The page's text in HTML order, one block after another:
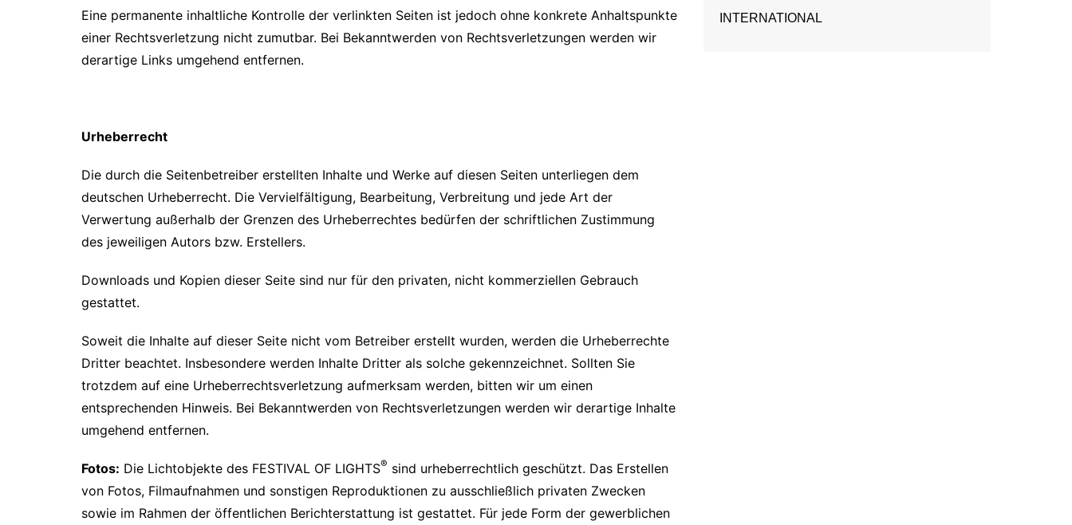
Eine permanente inhaltliche Kontrolle der verlinkten Seiten ist jedoch ohne konkrete Anhaltspunkte
einer Rechtsverletzung nicht zumutbar. Bei Bekanntwerden von Rechtsverletzungen werden wir
derartige Links umgehend entfernen.
Urheberrecht
Die durch die Seitenbetreiber erstellten Inhalte und Werke auf diesen Seiten unterliegen dem
deutschen Urheberrecht. Die Vervielfältigung, Bearbeitung, Verbreitung und jede Art der
Verwertung außerhalb der Grenzen des Urheberrechtes bedürfen der schriftlichen Zustimmung
des jeweiligen Autors bzw. Erstellers.
Downloads und Kopien dieser Seite sind nur für den privaten, nicht kommerziellen Gebrauch
gestattet.
Soweit die Inhalte auf dieser Seite nicht vom Betreiber erstellt wurden, werden die Urheberrechte
Dritter beachtet. Insbesondere werden Inhalte Dritter als solche gekennzeichnet. Sollten Sie
trotzdem auf eine Urheberrechtsverletzung aufmerksam werden, bitten wir um einen
entsprechenden Hinweis. Bei Bekanntwerden von Rechtsverletzungen werden wir derartige Inhalte
umgehend entfernen.
Fotos: Die Lichtobjekte des FESTIVAL OF LIGHTS® sind urheberrechtlich geschützt. Das Erstellen
von Fotos, Filmaufnahmen und sonstigen Reproduktionen zu ausschließlich privaten Zwecken
sowie im Rahmen der öffentlichen Berichterstattung ist gestattet. Für jede Form der gewerblichen
INTERNATIONAL